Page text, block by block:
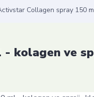
Collagen spray 150
kolagen ve